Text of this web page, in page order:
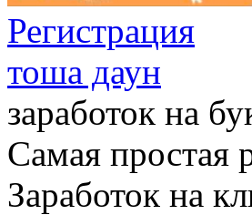
Регистрация
тоша даун
заработок на
Самая простая
Заработок на